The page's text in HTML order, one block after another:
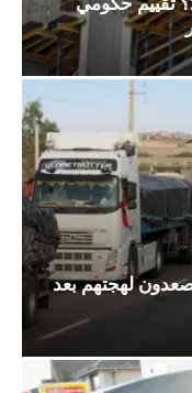
لهجتهم بعد